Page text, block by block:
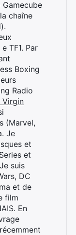
chaîne
TF1. Par
Boxing
Radio
Virgin
(Marvel,
Je
et
et
suis
DC
et de
film
En